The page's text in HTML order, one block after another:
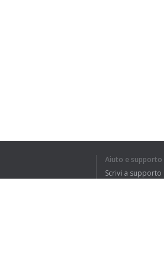
Aiuto e supporto
Scrivi a supporto